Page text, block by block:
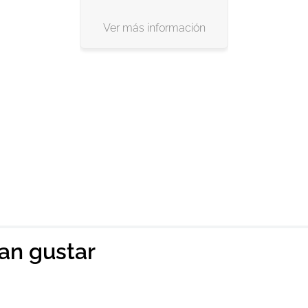
Ver más información
gustar